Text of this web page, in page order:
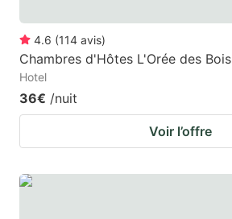
4.6 (114 avis)
Chambres d'Hôtes L'Orée des Bois
Hotel
36€ /nuit
Voir l’offre